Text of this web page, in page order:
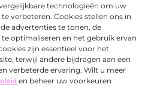
technologieën om uw
verbeteren. Cookies stellen ons in
advertenties te tonen, de
optimaliseren en het gebruik ervan
zijn essentieel voor het
terwijl andere bijdragen aan een
verbeterde ervaring. Wilt u meer
en beheer uw voorkeuren
boeiende blogs en artikelen die
informeren.”
alles om het leveren van
verhalen die jouw dagelijks leven
om verder te denken.